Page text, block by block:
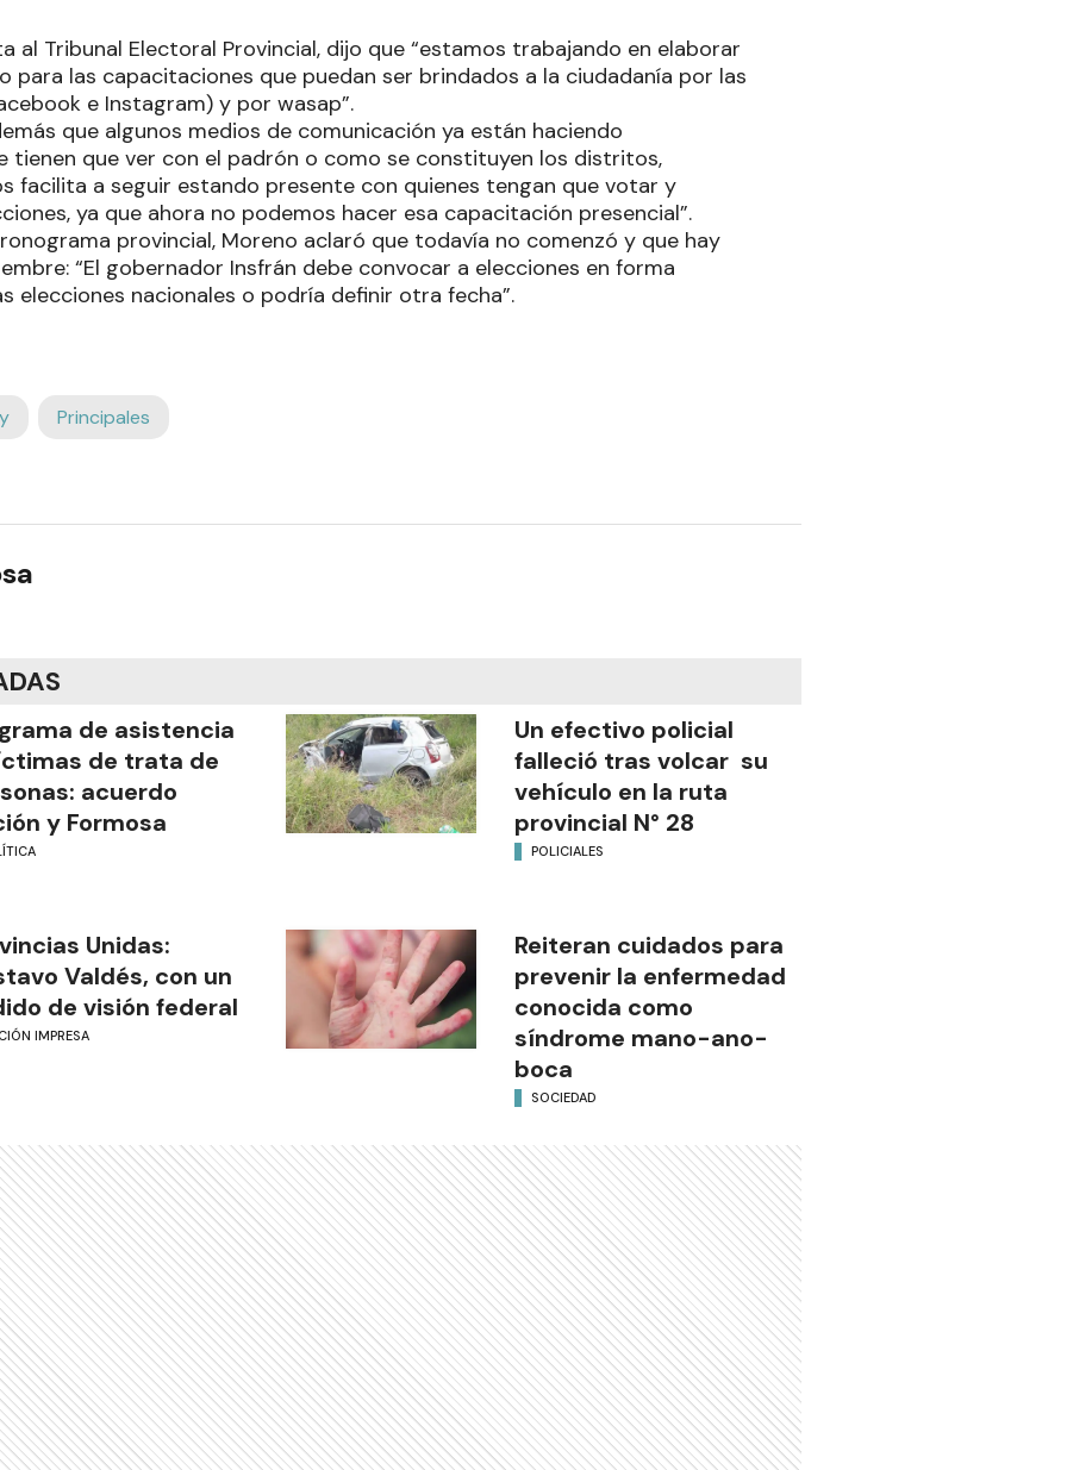
al Tribunal Electoral Provincial, dijo que “estamos trabajando en elaborar
para las capacitaciones que puedan ser brindados a la ciudadanía por las
e Instagram) y por wasap”.
que algunos medios de comunicación ya están haciendo
tienen que ver con el padrón o como se constituyen los distritos,
facilita a seguir estando presente con quienes tengan que votar y
ya que ahora no podemos hacer esa capacitación presencial”.
provincial, Moreno aclaró que todavía no comenzó y que hay
“El gobernador Insfrán debe convocar a elecciones en forma
elecciones nacionales o podría definir otra fecha”.
Principales
de asistencia
de trata de
acuerdo
y Formosa
Un efectivo policial
falleció tras volcar su
vehículo en la ruta
provincial N° 28
POLICIALES
Unidas:
Valdés, con un
de visión federal
IMPRESA
Reiteran cuidados para
prevenir la enfermedad
conocida como
síndrome mano-ano-
boca
SOCIEDAD